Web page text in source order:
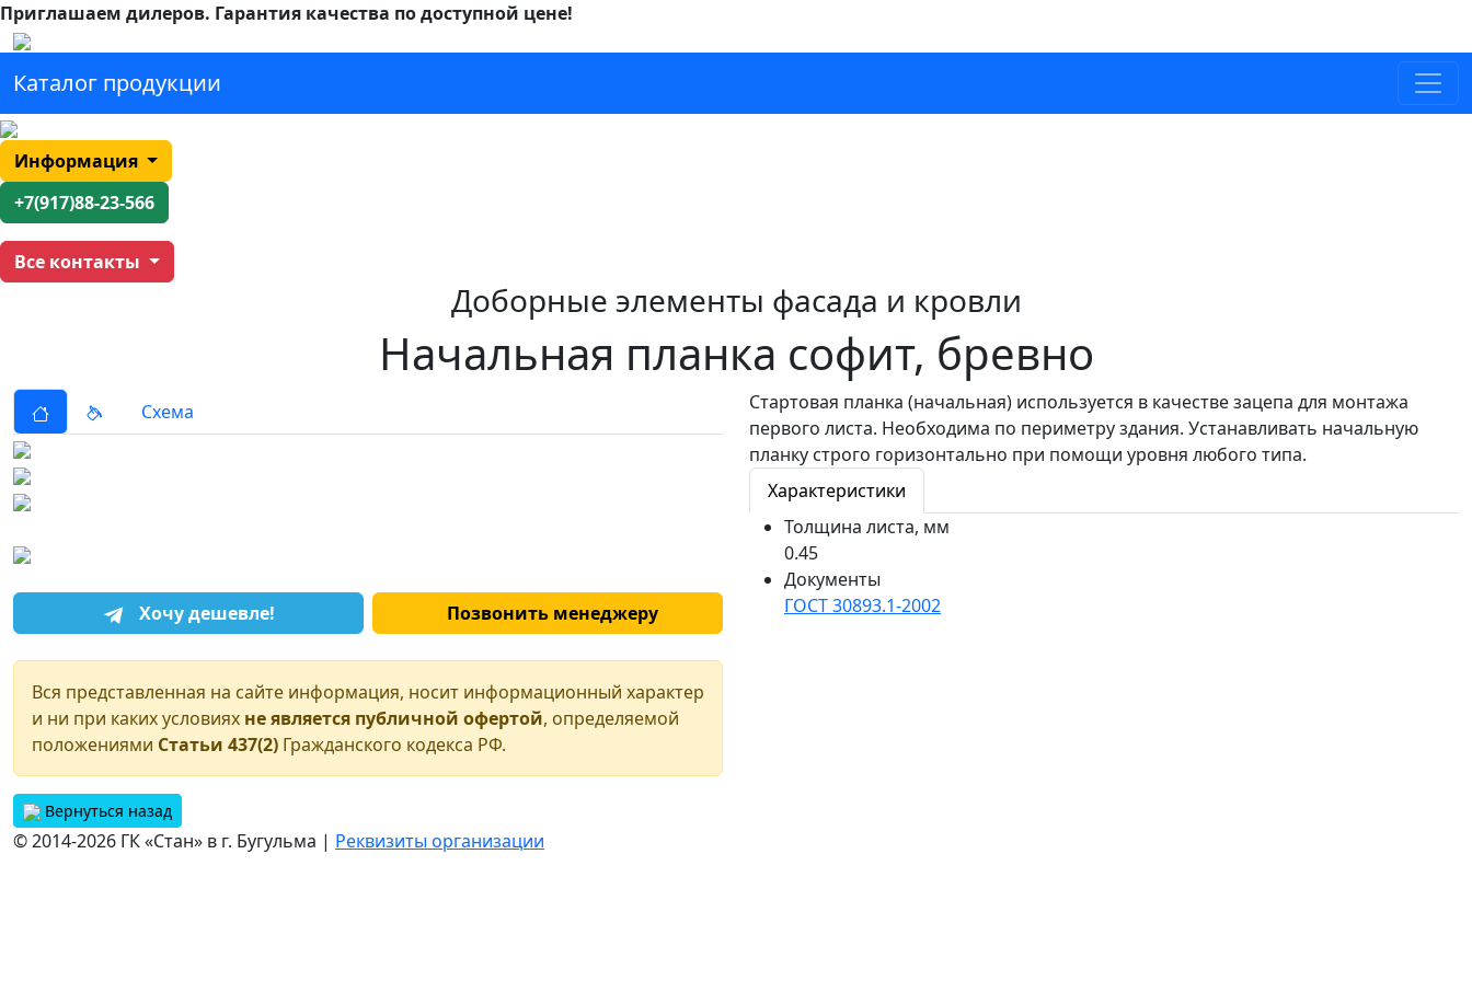
Приглашаем дилеров. Гарантия качества по доступной цене!
Каталог продукции
Информация
+7(917)88-23-566
Все контакты
Доборные элементы фасада и кровли
Начальная планка софит, бревно
Схема
Хочу дешевле! Позвонить менеджеру
Вся представленная на сайте информация, носит информационный характер
и ни при каких условиях не является публичной офертой, определяемой
положениями Статьи 437(2) Гражданского кодекса РФ.
Стартовая планка (начальная) используется в качестве зацепа для монтажа
первого листа. Необходима по периметру здания. Устанавливать начальную
планку строго горизонтально при помощи уровня любого типа.
Характеристики
Толщина листа, мм
0.45
Документы
ГОСТ 30893.1-2002
Вернуться назад
© 2014-2026 ГК «Стан» в г. Бугульма | Реквизиты организации